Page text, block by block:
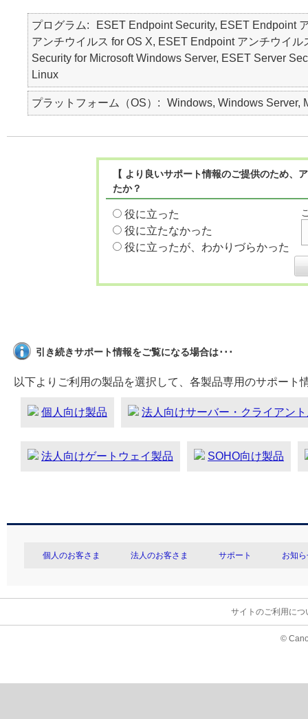
プログラム
ESET Endpoint Security, ESET Endpoint
アンチウイルス for OS X, ESET Endpoint アンチウイ
Security for Microsoft Windows Server, ESET Server
Linux
プラットフォーム（OS） Windows, Windows Server,
【 より良いサポート情報のご提供のため
たか？
役に立った
役に立たなかった
役に立ったが、わかりづらかった
引き続きサポート情報をご覧になる場合は･･･
以下よりご利用の製品を選択して、各製品専用のサポート
個人向け製品 法人向けサーバー・クライアン
法人向けゲートウェイ製品 SOHO向け製品
個人のお客さま 法人のお客さま サポート お知
サイトのご利用につ
©